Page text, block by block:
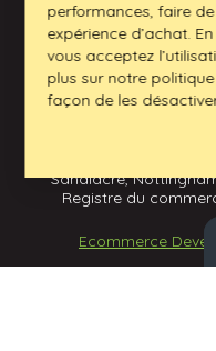
DEMANDES
Sandiacre,
Registre du
Ecommerce
performances, faire
expérience d’achat.
vous acceptez
plus sur notre
façon de les